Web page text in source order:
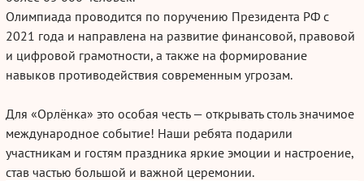
Олимпиада проводится по поручению Президента РФ с
2021 года и направлена на развитие финансовой, правовой
и цифровой грамотности, а также на формирование
навыков противодействия современным угрозам.
Для «Орлёнка» это особая честь — открывать столь значимое
международное событие! Наши ребята подарили
участникам и гостям праздника яркие эмоции и настроение,
став частью большой и важной церемонии.